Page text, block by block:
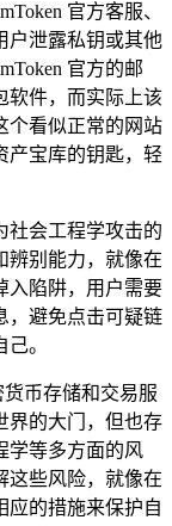
官方客服、
户泄露私钥或其他
官方的邮
软件，而实际上该
个看似正常的网站
产宝库的钥匙，轻
社会工程学攻击的
辨别能力，就像在
入陷阱，用户需要
，避免点击可疑链
。
币存储和交易服
界的大门，但也存
学等多方面的风
这些风险，就像在
应的措施来保护自